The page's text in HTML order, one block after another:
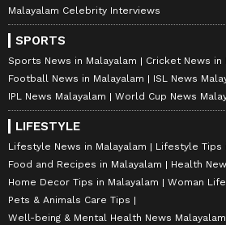
Malayalam Celebrity Interviews
SPORTS
Sports News in Malayalam
Cricket News in
Football News in Malayalam
ISL News
IPL News Malayalam
World Cup News
LIFESTYLE
Lifestyle News in Malayalam
Lifestyle Tips
Food and Recipes in Malayalam
Health
Home Decor Tips in Malayalam
Woman
Pets & Animals Care Tips
Well-being & Mental Health News Malayalam